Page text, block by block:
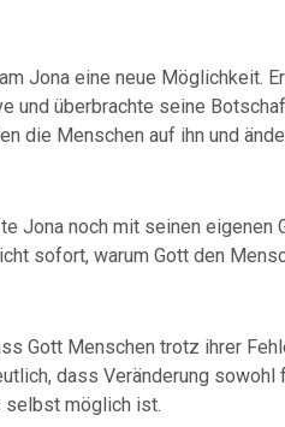
Jona eine neue Möglichkeit.
und überbrachte seine
die Menschen auf ihn und
Jona noch mit seinen eigenen
sofort, warum Gott den
Gott Menschen trotz ihrer
dass Veränderung sowohl
selbst möglich ist.